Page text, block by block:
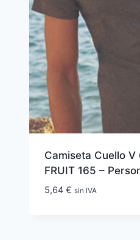
Camiseta Cuello
FRUIT 165 –
5,64 € sin IVA